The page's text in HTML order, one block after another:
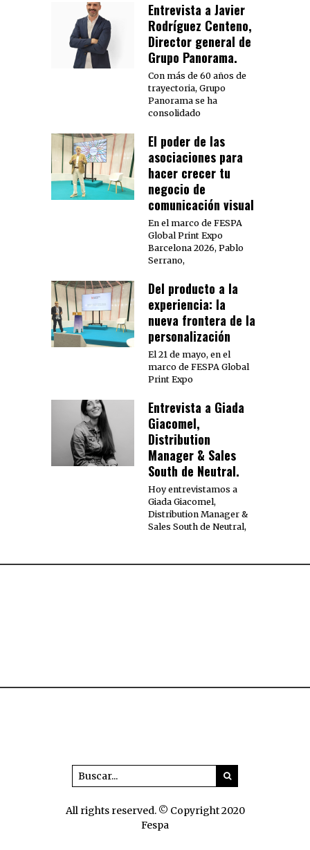
Entrevista a Javier
Rodríguez Centeno,
Director general de
Grupo Panorama.
Con más de 60 años de
trayectoria, Grupo
Panorama se ha
consolidado
El poder de las
asociaciones para
hacer crecer tu
negocio de
comunicación visual
En el marco de FESPA
Global Print Expo
Barcelona 2026, Pablo
Serrano,
Del producto a la
experiencia: la
nueva frontera de la
personalización
El 21 de mayo, en el
marco de FESPA Global
Print Expo
Entrevista a Giada
Giacomel,
Distribution
Manager & Sales
South de Neutral.
Hoy entrevistamos a
Giada Giacomel,
Distribution Manager &
Sales South de Neutral,
All rights reserved. © Copyright 2020
Fespa